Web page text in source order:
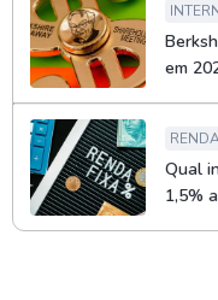
em
Qual
1,5%